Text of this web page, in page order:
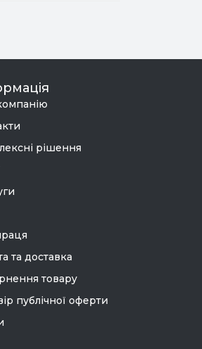
рішення
та доставка
товару
публічної оферти